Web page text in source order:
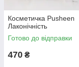
Косметичка Pusheen
Лаконічність
Готово до відправки
470 ₴